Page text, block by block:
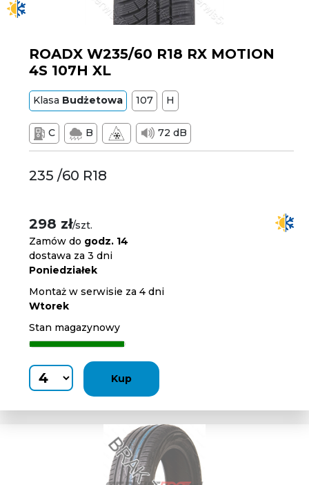
ROADX W235/60 R18 RX MOTION
4S 107H XL
Klasa Budżetowa 107 H
C B 72 dB
235 /60 R18
298 zł/szt.
Zamów do godz. 14
dostawa za 3 dni
Poniedziałek
Montaż w serwisie za 4 dni
Wtorek
Stan magazynowy
Kup